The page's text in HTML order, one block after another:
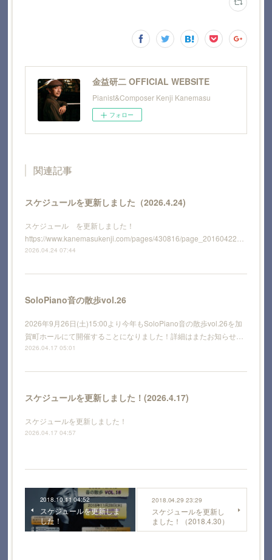
金益研二 OFFICIAL WEBSITE
Pianist&Composer Kenji Kanemasu
フォロー
関連記事
スケジュールを更新しました（2026.4.24)
スケジュール を更新しました！
https://www.kanemasukenji.com/pages/430816/page_20160422…
2026.04.24 07:44
SoloPiano音の散歩vol.26
2026年9月26日(土)15:00より今年もSoloPiano音の散歩vol.26を加
賀町ホールにて開催することになりました！詳細はまたお知らせ…
2026.04.17 05:01
スケジュールを更新しました！(2026.4.17)
スケジュールを更新しました！
2026.04.17 04:57
2018.10.11 04:52
スケジュールを更新しま
した！
2018.04.29 23:29
スケジュールを更新し
ました！（2018.4.30）